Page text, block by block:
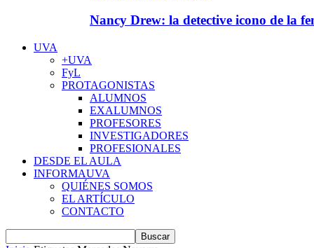
Nancy Drew: la detective icono de la
UVA
+UVA
FyL
PROTAGONISTAS
ALUMNOS
EXALUMNOS
PROFESORES
INVESTIGADORES
PROFESIONALES
DESDE EL AULA
INFORMAUVA
QUIÉNES SOMOS
EL ARTÍCULO
CONTACTO